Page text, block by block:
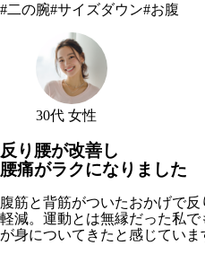
#二の腕#サイズダウン#お腹
30代 女性
反り腰が改善し
腰痛がラクになりました
腹筋と背筋がついたおかげで
軽減。運動とは無縁だった私
が身についてきたと感じていま